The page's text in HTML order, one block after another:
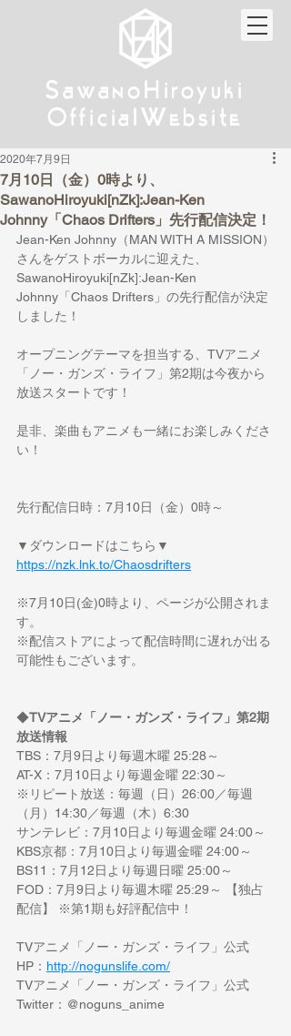
Sa wanoHiroyuki
Official W ebsite
Sa wanoHiroyuki
Official W ebsite
7月10日（金）0時より、
SawanoHiroyuki[nZk]:Jean-Ken
Johnny「Chaos Drifters」先行配信決定！
2020年7月9日
Jean-Ken Johnny（MAN WITH A MISSION）
さんをゲストボーカルに迎えた、
SawanoHiroyuki[nZk]:Jean-Ken
Johnny「Chaos Drifters」の先行配信が決定
しました！
オープニングテーマを担当する、TVアニメ
「ノー・ガンズ・ライフ」第2期は今夜から
放送スタートです！
是非、楽曲もアニメも一緒にお楽しみくださ
い！
先行配信日時：7月10日（金）0時～
▼ダウンロードはこちら▼
https://nzk.lnk.to/Chaosdrifters
※7月10日(金)0時より、ページが公開されま
す。
※配信ストアによって配信時間に遅れが出る
可能性もございます。
◆TVアニメ「ノー・ガンズ・ライフ」第2期
放送情報
TBS：7月9日より毎週木曜 25:28～
AT-X：7月10日より毎週金曜 22:30～
※リピート放送：毎週（日）26:00／毎週
（月）14:30／毎週（木）6:30
サンテレビ：7月10日より毎週金曜 24:00～
KBS京都：7月10日より毎週金曜 24:00～
BS11：7月12日より毎週日曜 25:00～
FOD：7月9日より毎週木曜 25:29～ 【独占
配信】 ※第1期も好評配信中！
TVアニメ「ノー・ガンズ・ライフ」公式
HP： http://nogunslife.com/
TVアニメ「ノー・ガンズ・ライフ」公式
Twitter：@noguns_anime